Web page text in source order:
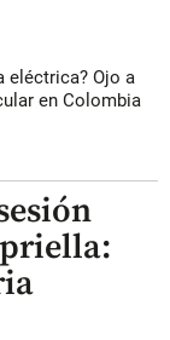
eléctrica? Ojo a
en Colombia